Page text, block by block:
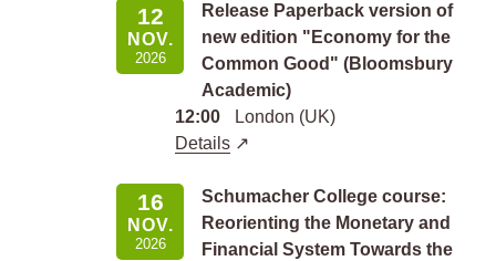
12
NOV.
2026
Release Paperback version of
new edition "Economy for the
Common Good" (Bloomsbury
Academic)
12:00
London (UK)
Details
16
NOV.
2026
Schumacher College course:
Reorienting the Monetary and
Financial System Towards the